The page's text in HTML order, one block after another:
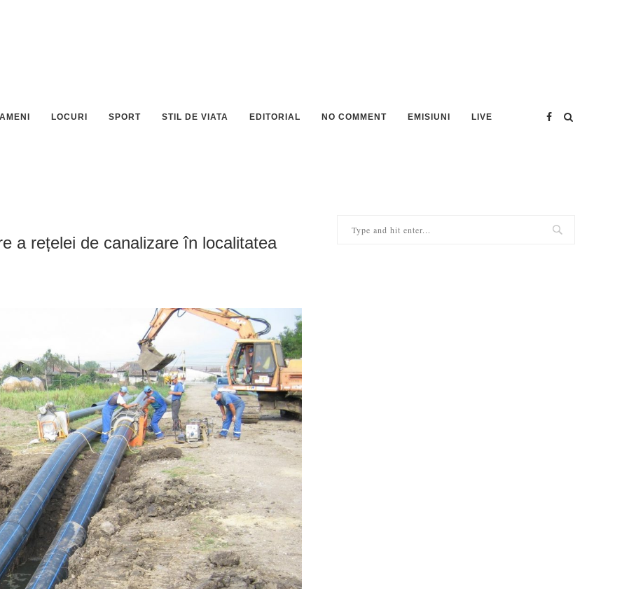
LOCURI SPORT STIL DE VIATA EDITORIAL NO COMMENT EMISIUNI LIVE
a rețelei de canalizare în localitatea